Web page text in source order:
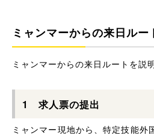
ミャンマーからの来日ルー
ミャンマーからの来日ルートを説
1 求人票の提出
ミャンマー現地から、特定技能外